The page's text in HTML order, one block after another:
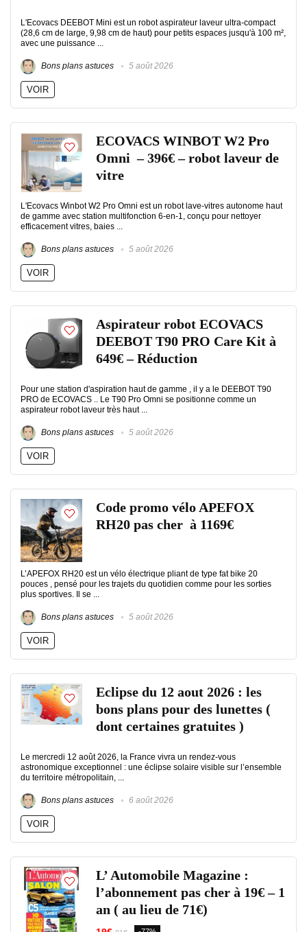
L'Ecovacs DEEBOT Mini est un robot aspirateur laveur ultra-compact
(28,6 cm de large, 9,98 cm de haut) pour petits espaces jusqu'à 100 m²,
avec une puissance ...
Bons plans astuces 5 août 2026
VOIR
ECOVACS WINBOT W2 Pro
Omni – 396€ – robot laveur de
vitre
L'Ecovacs Winbot W2 Pro Omni est un robot lave-vitres autonome haut
de gamme avec station multifonction 6-en-1, conçu pour nettoyer
efficacement vitres, baies ...
Bons plans astuces 5 août 2026
VOIR
Aspirateur robot ECOVACS
DEEBOT T90 PRO Care Kit à
649€ – Réduction
Pour une station d'aspiration haut de gamme , il y a le DEEBOT T90
PRO de ECOVACS .. Le T90 Pro Omni se positionne comme un
aspirateur robot laveur très haut ...
Bons plans astuces 5 août 2026
VOIR
Code promo vélo APEFOX
RH20 pas cher à 1169€
L’APEFOX RH20 est un vélo électrique pliant de type fat bike 20
pouces , pensé pour les trajets du quotidien comme pour les sorties
plus sportives. Il se ...
Bons plans astuces 5 août 2026
VOIR
Eclipse du 12 aout 2026 : les
bons plans pour des lunettes (
dont certaines gratuites )
Le mercredi 12 août 2026, la France vivra un rendez-vous
astronomique exceptionnel : une éclipse solaire visible sur l’ensemble
du territoire métropolitain, ...
Bons plans astuces 6 août 2026
VOIR
L’ Automobile Magazine :
l’abonnement pas cher à 19€ – 1
an ( au lieu de 71€)